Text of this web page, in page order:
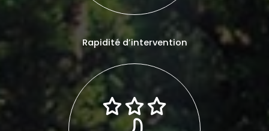
Rapidité d’intervention